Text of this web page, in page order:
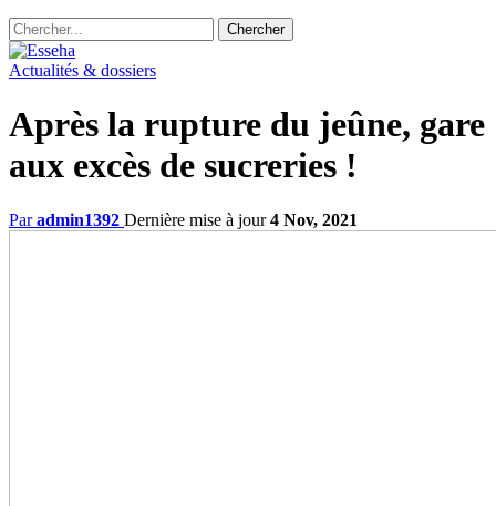
Actualités & dossiers
Après la rupture du jeûne, gare
aux excès de sucreries !
Paradmin1392 Dernière mise à jour4 Nov, 2021